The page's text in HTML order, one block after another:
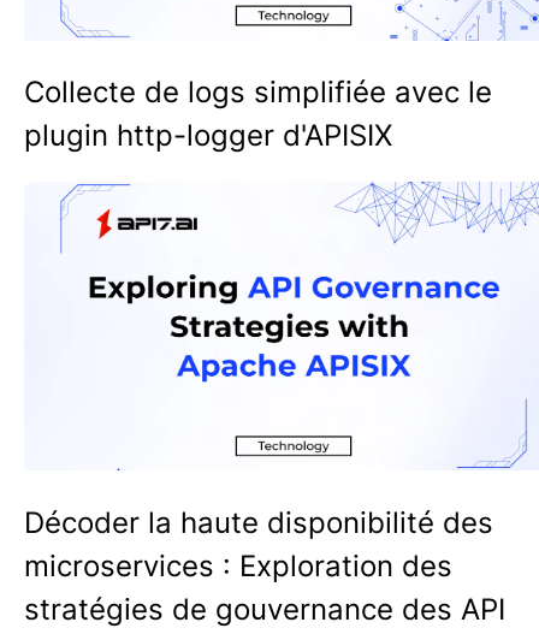
Collecte de logs simplifiée avec le
plugin http-logger d'APISIX
Décoder la haute disponibilité des
microservices : Exploration des
stratégies de gouvernance des API